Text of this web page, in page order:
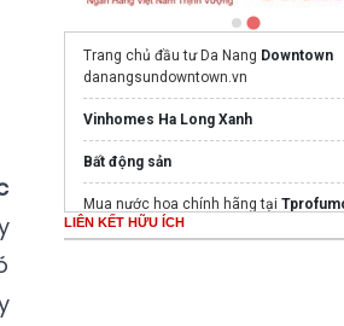
Trang chủ đầu tư Da Nang Downtown
danangsundowntown.vn
Vinhomes Ha Long Xanh
Bất động sản
Mua nước hoa chính hãng tại
LIÊN KẾT HỮU ÍCH